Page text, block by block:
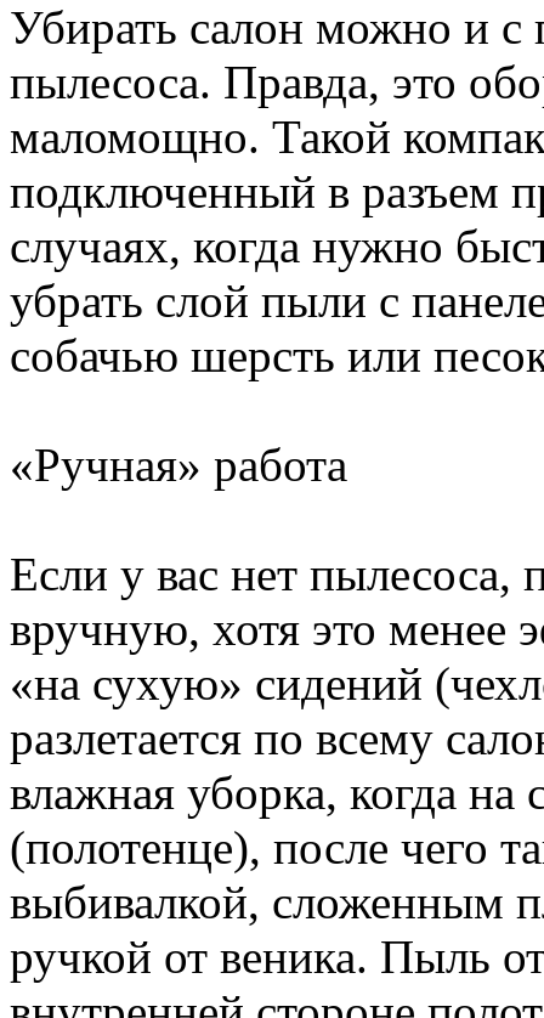
Убирать салон можно и
пылесоса. Правда, это
маломощно. Такой
подключенный в разъем
случаях, когда нужно
убрать слой пыли с
собачью шерсть или
«Ручная» работа
Если у вас нет пылесоса,
вручную, хотя это менее
«на сухую» сидений
разлетается по всему
влажная уборка, когда
(полотенце), после чего
выбивалкой, сложенным
ручкой от веника. Пыль